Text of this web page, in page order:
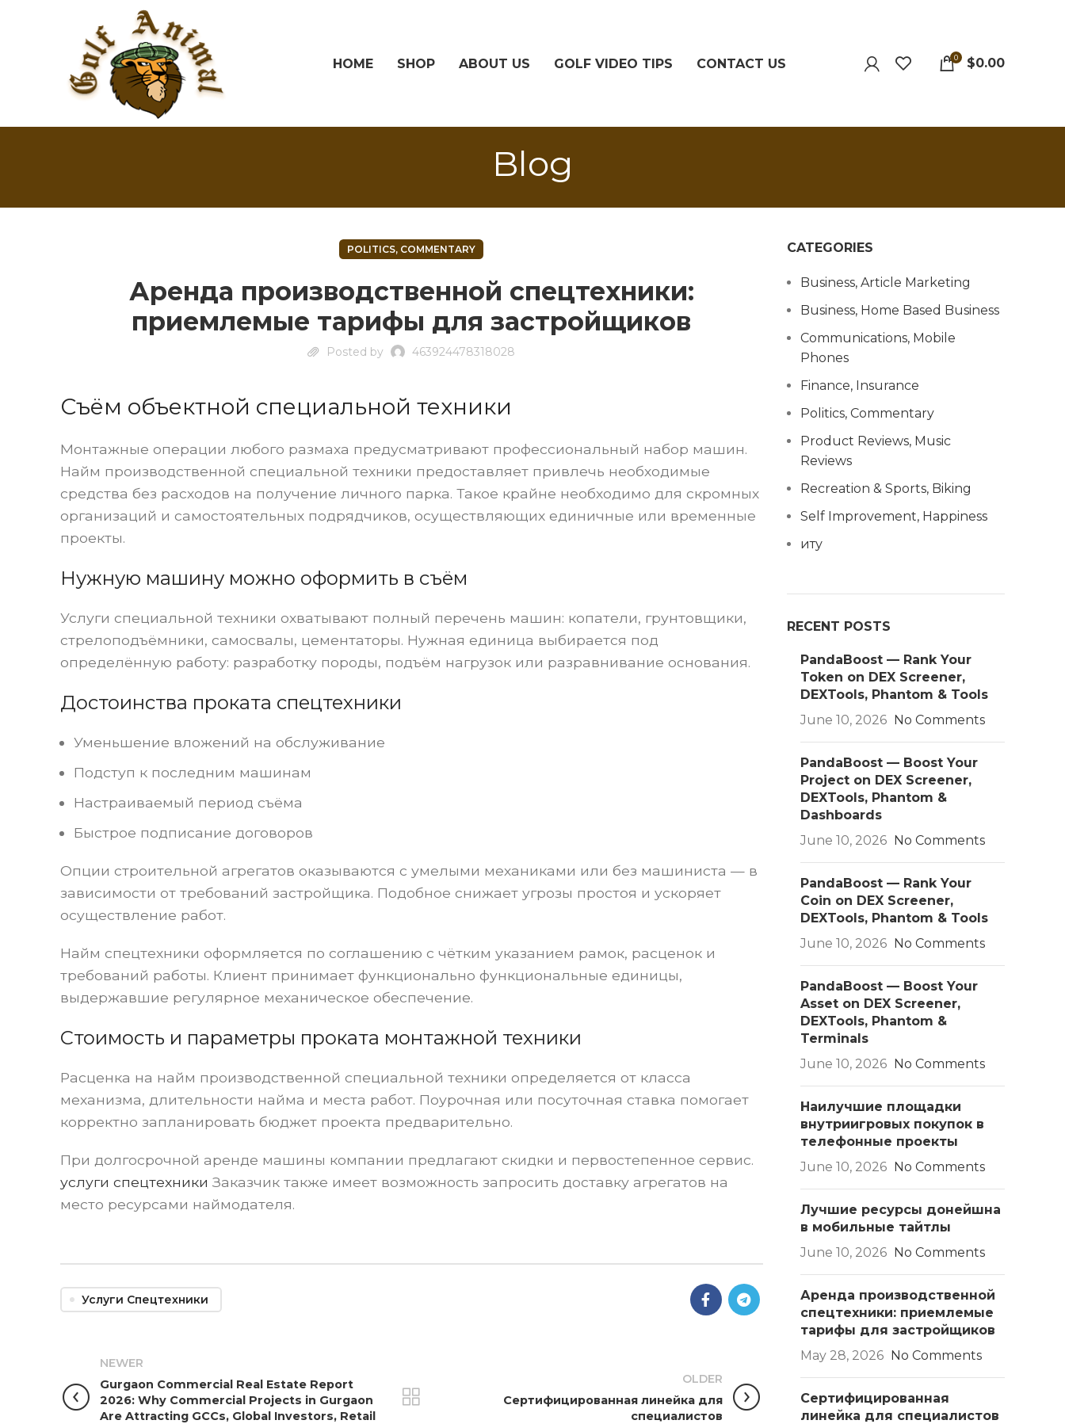
HOME SHOP ABOUT US GOLF VIDEO TIPS CONTACT US 0 $0.00
Blog
POLITICS, COMMENTARY
Аренда производственной спецтехники:
приемлемые тарифы для застройщиков
Posted by 463924478318028
Съём объектной специальной техники
Монтажные операции любого размаха предусматривают профессиональный набор машин.
Найм производственной специальной техники предоставляет привлечь необходимые
средства без расходов на получение личного парка. Такое крайне необходимо для скромных
организаций и самостоятельных подрядчиков, осуществляющих единичные или временные
проекты.
Нужную машину можно оформить в съём
Услуги специальной техники охватывают полный перечень машин: копатели, грунтовщики,
стрелоподъёмники, самосвалы, цементаторы. Нужная единица выбирается под
определённую работу: разработку породы, подъём нагрузок или разравнивание основания.
Достоинства проката спецтехники
Уменьшение вложений на обслуживание
Подступ к последним машинам
Настраиваемый период съёма
Быстрое подписание договоров
Опции строительной агрегатов оказываются с умелыми механиками или без машиниста — в
зависимости от требований застройщика. Подобное снижает угрозы простоя и ускоряет
осуществление работ.
Найм спецтехники оформляется по соглашению с чётким указанием рамок, расценок и
требований работы. Клиент принимает функционально функциональные единицы,
выдержавшие регулярное механическое обеспечение.
Стоимость и параметры проката монтажной техники
Расценка на найм производственной специальной техники определяется от класса
механизма, длительности найма и места работ. Поурочная или посуточная ставка помогает
корректно запланировать бюджет проекта предварительно.
При долгосрочной аренде машины компании предлагают скидки и первостепенное сервис.
услуги спецтехники Заказчик также имеет возможность запросить доставку агрегатов на
место ресурсами наймодателя.
Услуги Спецтехники
NEWER
Gurgaon Commercial Real Estate Report
2026: Why Commercial Projects in Gurgaon
Are Attracting GCCs, Global Investors, Retail
OLDER
Сертифицированная линейка для
специалистов
CATEGORIES
Business, Article Marketing
Business, Home Based Business
Communications, Mobile
Phones
Finance, Insurance
Politics, Commentary
Product Reviews, Music
Reviews
Recreation & Sports, Biking
Self Improvement, Happiness
иту
RECENT POSTS
PandaBoost — Rank Your
Token on DEX Screener,
DEXTools, Phantom & Tools
June 10, 2026 No Comments
PandaBoost — Boost Your
Project on DEX Screener,
DEXTools, Phantom &
Dashboards
June 10, 2026 No Comments
PandaBoost — Rank Your
Coin on DEX Screener,
DEXTools, Phantom & Tools
June 10, 2026 No Comments
PandaBoost — Boost Your
Asset on DEX Screener,
DEXTools, Phantom &
Terminals
June 10, 2026 No Comments
Наилучшие площадки
внутриигровых покупок в
телефонные проекты
June 10, 2026 No Comments
Лучшие ресурсы донейшна
в мобильные тайтлы
June 10, 2026 No Comments
Аренда производственной
спецтехники: приемлемые
тарифы для застройщиков
May 28, 2026 No Comments
Сертифицированная
линейка для специалистов